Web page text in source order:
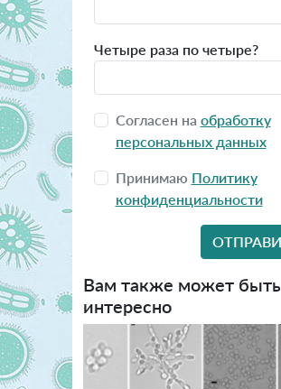
Четыре раза по четыре?
Согласен на обработку
персональных данных
Принимаю Политику
конфиденциальности
Вам также может быть
интересно